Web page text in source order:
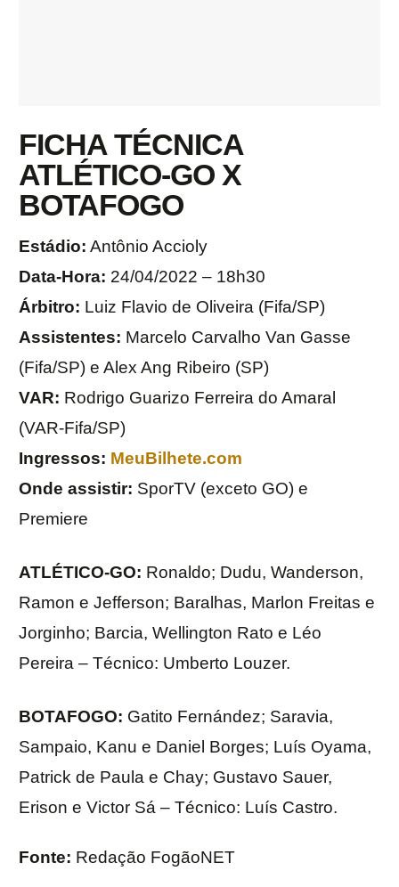
FICHA TÉCNICA
ATLÉTICO-GO X
BOTAFOGO
Estádio: Antônio Accioly
Data-Hora: 24/04/2022 – 18h30
Árbitro: Luiz Flavio de Oliveira (Fifa/SP)
Assistentes: Marcelo Carvalho Van Gasse
(Fifa/SP) e Alex Ang Ribeiro (SP)
VAR: Rodrigo Guarizo Ferreira do Amaral
(VAR-Fifa/SP)
Ingressos: MeuBilhete.com
Onde assistir: SporTV (exceto GO) e
Premiere
ATLÉTICO-GO: Ronaldo; Dudu, Wanderson,
Ramon e Jefferson; Baralhas, Marlon Freitas e
Jorginho; Barcia, Wellington Rato e Léo
Pereira – Técnico: Umberto Louzer.
BOTAFOGO: Gatito Fernández; Saravia,
Sampaio, Kanu e Daniel Borges; Luís Oyama,
Patrick de Paula e Chay; Gustavo Sauer,
Erison e Victor Sá – Técnico: Luís Castro.
Fonte: Redação FogãoNET